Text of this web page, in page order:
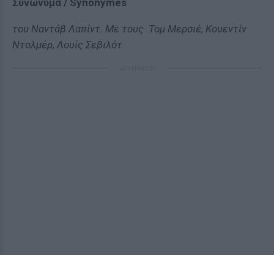
Συνώνυμα / Synonymes
του Ναντάβ Λαπίντ. Με τους Τομ Μερσιέ, Κουεντίν
Ντολμέρ, Λουίς Σεβιλότ.